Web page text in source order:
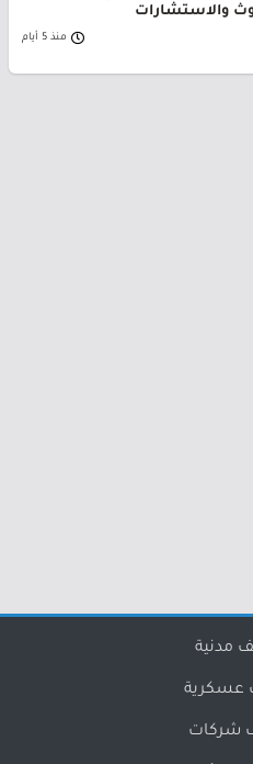
والاستشارات
منذ 5 أيام
مدنية
عسكرية
شركات